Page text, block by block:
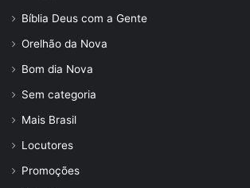
Bíblia Deus com a Gente
Orelhão da Nova
Bom dia Nova
Sem categoria
Mais Brasil
Locutores
Promoções